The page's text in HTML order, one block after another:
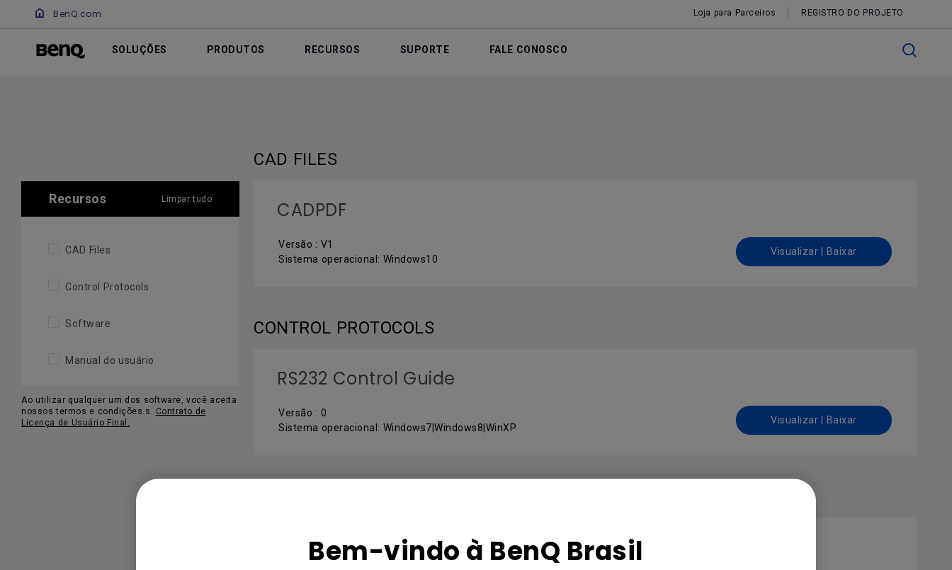
Bem-vindo à BenQ Brasil
BenQ.com Loja para Parceiros REGISTRO DO PROJETO
SOLUÇÕES PRODUTOS RECURSOS SUPORTE FALE CONOSCO
Recursos Limpar tudo
CAD Files
Control Protocols
Software
Manual do usuário
Ao utilizar qualquer um dos software, você aceita
nossos termos e condições.s. Contrato de
Licença de Usuário Final.
CAD FILES
CADPDF
Versão : V1
Sistema operacional: Windows10
Visualizar | Baixar
CONTROL PROTOCOLS
RS232 Control Guide
Versão : 0
Sistema operacional: Windows7|Windows8|WinXP
Visualizar | Baixar
DMS Local WW